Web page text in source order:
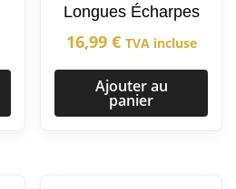
Longues Écharpes
16,99 € TVA incluse
Ajouter au
panier